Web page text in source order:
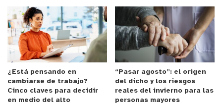
esto sirvió para actualizar un poco mis
conocimientos y aprender algunos tips”, asegura
Jocelyn.
Anuncio Patrocinado
También el forraje hidropónico ha sido una
alternativa para la alimentación de sus animales
en esta zona que vive un dramático déficit hídrico
¿Está pensando en
cambiarse de trabajo?
Cinco claves para decidir
en medio del alto
“Pasar agosto”: el origen
del dicho y los riesgos
reales del invierno para las
personas mayores